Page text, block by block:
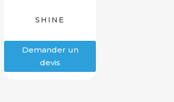
SHINE
Demander un
devis